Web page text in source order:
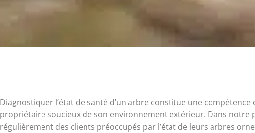
Diagnostiquer l’état de santé d’un arbre constitue une
propriétaire soucieux de son environnement extérieur. Dans notre
régulièrement des clients préoccupés par l’état de leurs arbres